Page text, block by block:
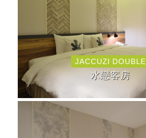
JACCUZI DOUBLE
水戀客房